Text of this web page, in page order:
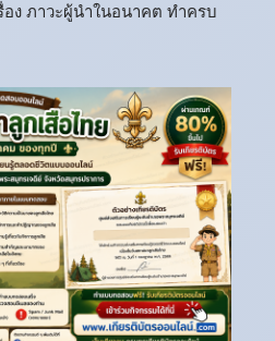
ง ภาวะผู้นำในอนาคต ทำครบ